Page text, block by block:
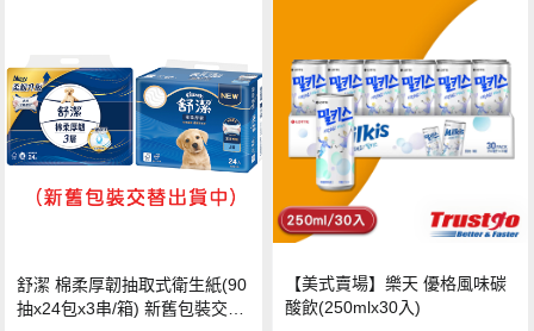
舒潔 棉柔厚韌抽取式衛生紙(90
抽x24包x3串/箱) 新舊包裝交替
【美式賣場】樂天 優格風味碳
酸飲(250mlx30入)